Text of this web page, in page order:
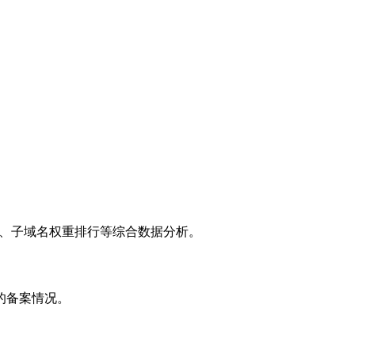
域名权重排行等综合数据分析。
案情况。